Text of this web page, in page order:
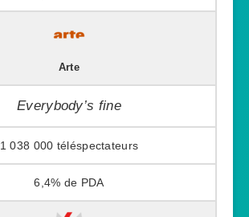
Arte
Everybody’s fine
1 038 000
6,4%